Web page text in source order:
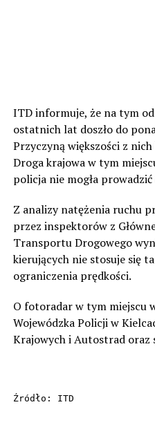
ITD informuje, że na tym
ostatnich lat doszło do
Przyczyną większości z
Droga krajowa w tym
policja nie mogła
Z analizy natężenia ruchu
przez inspektorów z
Transportu Drogowego
kierujących nie stosuje się
ograniczenia prędkości.
O fotoradar w tym miejscu
Wojewódzka Policji w
Krajowych i Autostrad oraz
Źródło: ITD